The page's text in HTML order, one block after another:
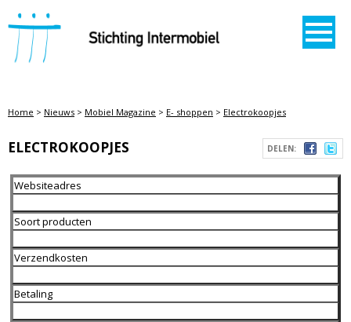
STICHTING INTERMOBIEL
Home > Nieuws > Mobiel Magazine > E- shoppen > Electrokoopjes
DELEN:
ELECTROKOOPJES
Websiteadres
Soort producten
Verzendkosten
Betaling